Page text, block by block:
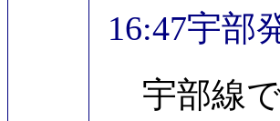
16:47宇部
宇部線